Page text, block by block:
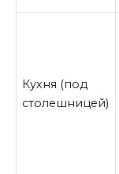
Кухня (под
столешницей)